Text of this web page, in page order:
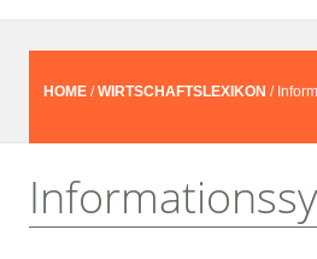
HOME /WIRTSCHAFTSLEXIKON /